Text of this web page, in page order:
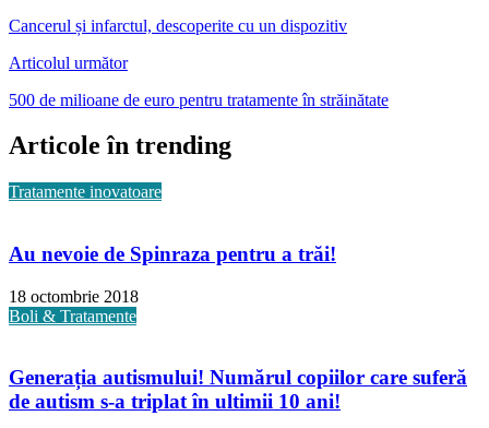
Cancerul și infarctul, descoperite cu un dispozitiv
Articolul următor
500 de milioane de euro pentru tratamente în străinătate
Articole în trending
Tratamente inovatoare
Au nevoie de Spinraza pentru a trăi!
18 octombrie 2018
Boli & Tratamente
Generația autismului! Numărul copiilor care suferă
de autism s-a triplat în ultimii 10 ani!